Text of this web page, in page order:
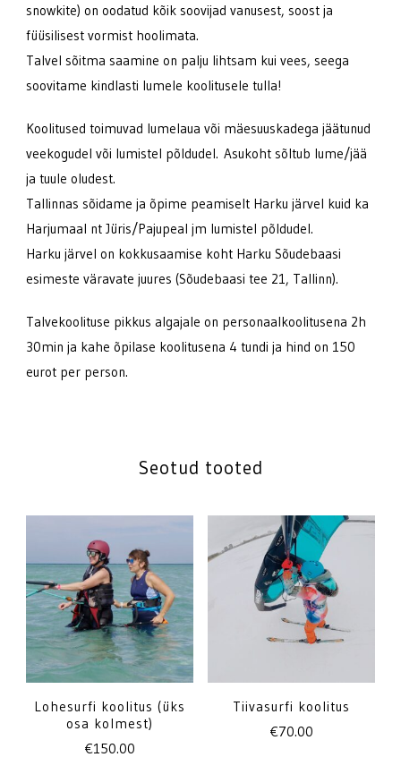
snowkite) on oodatud kõik soovijad vanusest, soost ja
füüsilisest vormist hoolimata.
Talvel sõitma saamine on palju lihtsam kui vees, seega
soovitame kindlasti lumele koolitusele tulla!
Koolitused toimuvad lumelaua või mäesuuskadega jäätunud
veekogudel või lumistel põldudel. Asukoht sõltub lume/jää
ja tuule oludest.
Tallinnas sõidame ja õpime peamiselt Harku järvel kuid ka
Harjumaal nt Jüris/Pajupeal jm lumistel põldudel.
Harku järvel on kokkusaamise koht Harku Sõudebaasi
esimeste väravate juures (Sõudebaasi tee 21, Tallinn).
Talvekoolituse pikkus algajale on personaalkoolitusena 2h
30min ja kahe õpilase koolitusena 4 tundi ja hind on 150
eurot per person.
Seotud tooted
Lohesurfi koolitus (üks
osa kolmest)
€150.00
Tiivasurfi koolitus
€70.00